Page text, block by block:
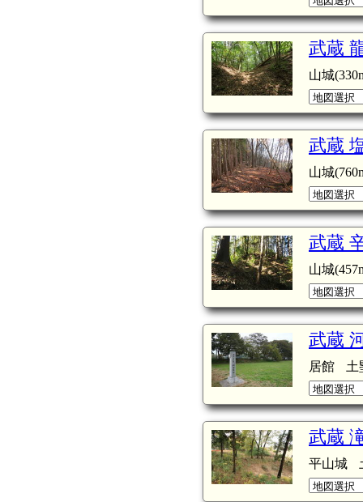
武蔵
山城
武蔵
山城
武蔵
山城
武蔵
居館 土
武蔵
平山城